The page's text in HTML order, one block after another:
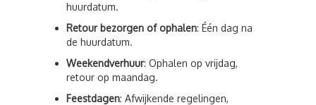
huurdatum.
Retour bezorgen of ophalen: Één dag na
de huurdatum.
Weekendverhuur: Ophalen op vrijdag,
retour op maandag.
Feestdagen: Afwijkende regelingen,